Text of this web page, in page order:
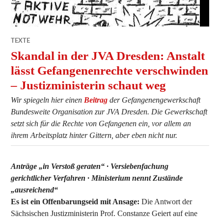
TEXTE
Skandal in der JVA Dresden: Anstalt
lässt Gefangenenrechte verschwinden
– Justizministerin schaut weg
Wir spiegeln hier einen Beitrag der Gefangenengewerkschaft
Bundesweite Organisation zur JVA Dresden. Die Gewerkschaft
setzt sich für die Rechte von Gefangenen ein, vor allem an
ihrem Arbeitsplatz hinter Gittern, aber eben nicht nur.
Anträge „in Verstoß geraten“ · Versiebenfachung
gerichtlicher Verfahren · Ministerium nennt Zustände
„ausreichend“
Es ist ein Offenbarungseid mit Ansage: Die Antwort der
Sächsischen Justizministerin Prof. Constanze Geiert auf eine